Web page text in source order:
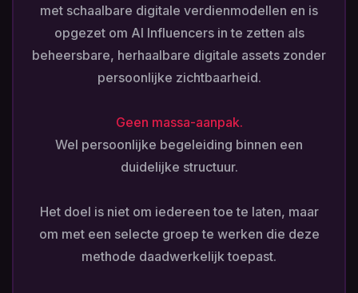
met schaalbare digitale verdienmodellen en is
opgezet om AI Influencers in te zetten als
beheersbare, herhaalbare digitale assets zonder
persoonlijke zichtbaarheid.
Geen massa-aanpak.
Wel persoonlijke begeleiding binnen een
duidelijke structuur.
Het doel is niet om iedereen toe te laten, maar
om met een selecte groep te werken die deze
methode daadwerkelijk toepast.